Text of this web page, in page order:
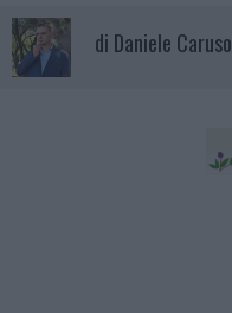
di Daniele Caruso